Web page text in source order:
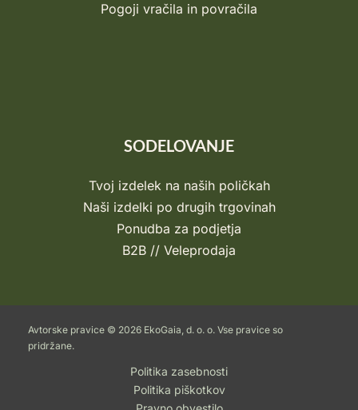
Pogoji vračila in povračila
SODELOVANJE
Tvoj izdelek na naših poličkah
Naši izdelki po drugih trgovinah
Ponudba za podjetja
B2B // Veleprodaja
Avtorske pravice © 2026 EkoGaia, d. o. o. Vse pravice so
pridržane.
Politika zasebnosti
Politika piškotkov